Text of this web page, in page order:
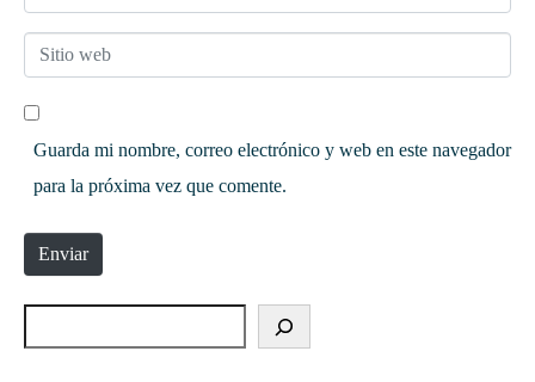
Sitio web
Guarda mi nombre, correo electrónico y web en este navegador
para la próxima vez que comente.
Enviar